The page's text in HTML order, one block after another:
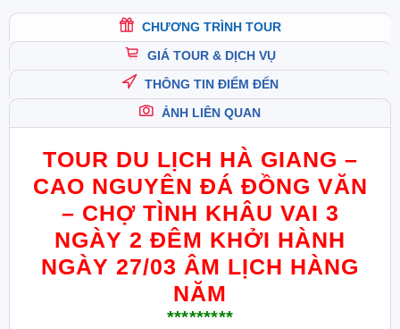
CHƯƠNG TRÌNH TOUR
GIÁ TOUR & DỊCH VỤ
THÔNG TIN ĐIỂM ĐẾN
ẢNH LIÊN QUAN
TOUR DU LỊCH HÀ GIANG –
CAO NGUYÊN ĐÁ ĐỒNG VĂN
– CHỢ TÌNH KHÂU VAI 3
NGÀY 2 ĐÊM KHỞI HÀNH
NGÀY 27/03 ÂM LỊCH HÀNG
NĂM
*********